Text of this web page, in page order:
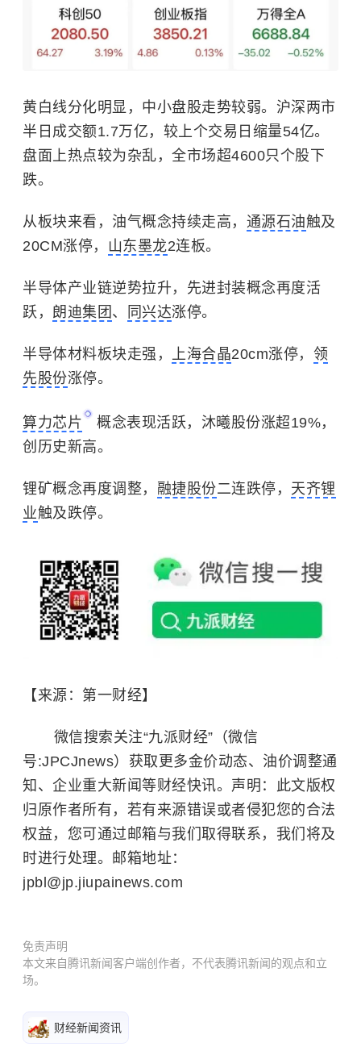
黄白线分化明显，中小盘股走势较弱。沪深两市
半日成交额1.7万亿，较上个交易日缩量54亿。
盘面上热点较为杂乱，全市场超4600只个股下
跌。
从板块来看，油气概念持续走高， 通源石油触及
20CM涨停，
山东墨龙2连板。
半导体产业链逆势拉升，先进封装概念再度活
跃， 朗迪集团 、 同兴达涨停。
半导体材料板块走强， 上海合晶20cm涨停， 领
先股份涨停。
算力芯片
概念表现活跃，沐曦股份涨超19%，
创历史新高。
锂矿概念再度调整， 融捷股份二连跌停， 天齐锂
业触及跌停。
【来源：第一财经】
微信搜索关注“九派财经”（微信
号:JPCJnews）获取更多金价动态、油价调整通
知、企业重大新闻等财经快讯。声明：此文版权
归原作者所有，若有来源错误或者侵犯您的合法
权益，您可通过邮箱与我们取得联系，我们将及
时进行处理。邮箱地址：
jpbl@jp.jiupainews.com
免责声明
本文来自腾讯新闻客户端创作者，不代表腾讯新闻的观点和立
场。
财经新闻资讯